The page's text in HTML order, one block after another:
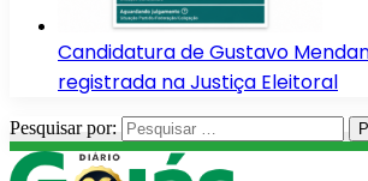
Candidatura de Gustavo
registrada na Justiça Eleitoral
Pesquisar por: